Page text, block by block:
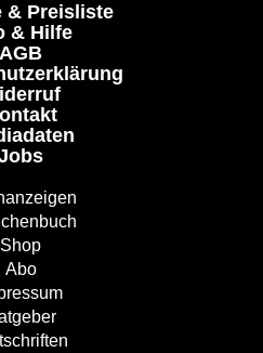
& Preisliste
& Hilfe
AGB
Shop
Abo